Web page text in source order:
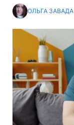
ОЛЬГА ЗАВАДА